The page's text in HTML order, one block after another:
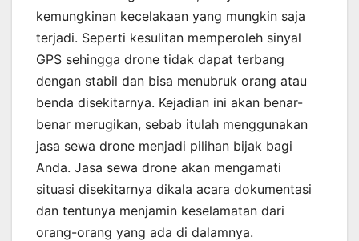
kemungkinan kecelakaan yang mungkin saja
terjadi. Seperti kesulitan memperoleh sinyal
GPS sehingga drone tidak dapat terbang
dengan stabil dan bisa menubruk orang atau
benda disekitarnya. Kejadian ini akan benar-
benar merugikan, sebab itulah menggunakan
jasa sewa drone menjadi pilihan bijak bagi
Anda. Jasa sewa drone akan mengamati
situasi disekitarnya dikala acara dokumentasi
dan tentunya menjamin keselamatan dari
orang-orang yang ada di dalamnya.